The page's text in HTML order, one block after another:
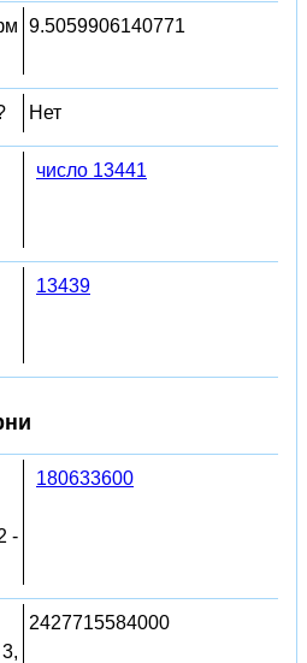
9.5059906140771
Нет
число 13441
13439
-
180633600
2427715584000